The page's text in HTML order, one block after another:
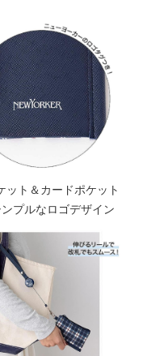
ット＆カードポケット
プルなロゴデザイン